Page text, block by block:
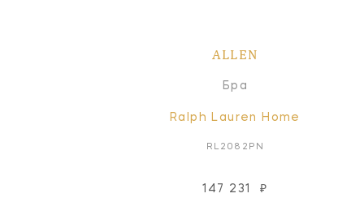
ALLEN
Бра
Ralph Lauren Home
RL2082PN
147 231 ₽